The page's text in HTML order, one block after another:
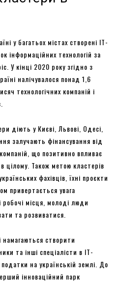
у багатьох містах створені ІТ-
інформаційних технологій за
У кінці 2020 року згідно з
налічувалося понад 1,6
технологічних компаній і
діють у Києві, Львові, Одесі,
залучають фінансування від
що позитивно впливає
цілому. Також метою кластерів
фахівців, їхні проєкти
привертається увага
робочі місця, молоді люди
та розвиватися.
створити
та інші спеціалісти в ІТ-
на українській землі. До
інноваційний парк